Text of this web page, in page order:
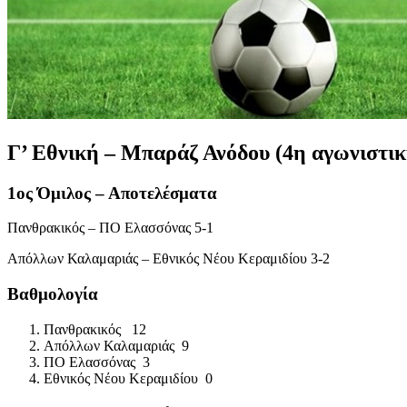
Γ’ Εθνική – Μπαράζ Ανόδου (4η
1ος Όμιλος – Αποτελέσματα
Πανθρακικός – ΠΟ Ελασσόνας 5-1
Απόλλων Καλαμαριάς – Εθνικός Νέου Κεραμιδίου 3-2
Βαθμολογία
Πανθρακικός 12
Απόλλων Καλαμαριάς 9
ΠΟ Ελασσόνας 3
Εθνικός Νέου Κεραμιδίου 0